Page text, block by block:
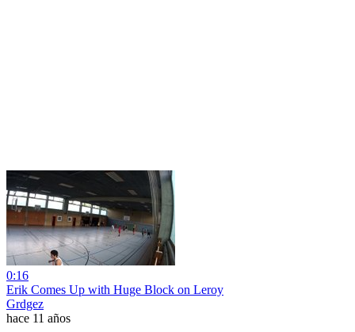
0:16
Erik Comes Up with Huge Block on Leroy
Grdgez
hace 11 años